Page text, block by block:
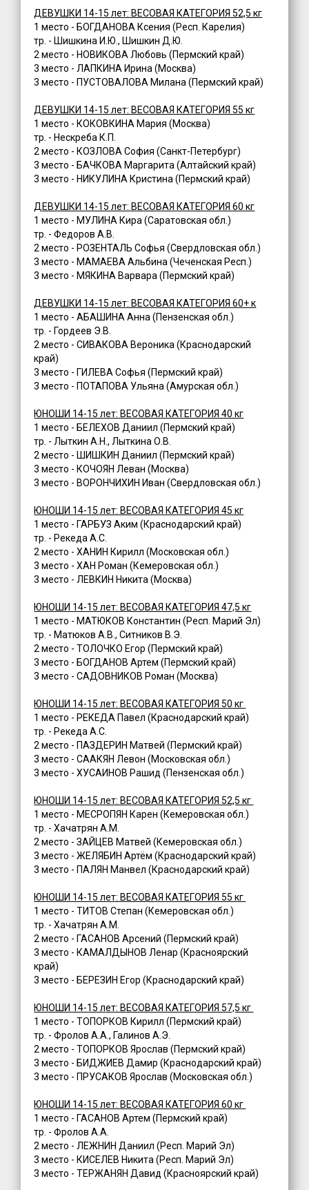
ДЕВУШКИ 14-15 лет: ВЕСОВАЯ КАТЕГОРИЯ 52,5 кг
1 место - БОГДАНОВА Ксения (Респ. Карелия)
тр. - Шишкина И.Ю., Шишкин Д.Ю.
2 место - НОВИКОВА Любовь (Пермский край)
3 место - ЛАПКИНА Ирина (Москва)
3 место - ПУСТОВАЛОВА Милана (Пермский край)
ДЕВУШКИ 14-15 лет: ВЕСОВАЯ КАТЕГОРИЯ 55 кг
1 место - КОКОВКИНА Мария (Москва)
тр. - Нескреба К.П.
2 место - КОЗЛОВА София (Санкт-Петербург)
3 место - БАЧКОВА Маргарита (Алтайский край)
3 место - НИКУЛИНА Кристина (Пермский край)
ДЕВУШКИ 14-15 лет: ВЕСОВАЯ КАТЕГОРИЯ 60 кг
1 место - МУЛИНА Кира (Саратовская обл.)
тр. - Федоров А.В.
2 место - РОЗЕНТАЛЬ Софья (Свердловская обл.)
3 место - МАМАЕВА Альбина (Чеченская Респ.)
3 место - МЯКИНА Варвара (Пермский край)
ДЕВУШКИ 14-15 лет: ВЕСОВАЯ КАТЕГОРИЯ 60+ к
1 место - АБАШИНА Анна (Пензенская обл.)
тр. - Гордеев Э.В.
2 место - СИВАКОВА Вероника (Краснодарский
край)
3 место - ГИЛЕВА Софья (Пермский край)
3 место - ПОТАПОВА Ульяна (Амурская обл.)
ЮНОШИ 14-15 лет: ВЕСОВАЯ КАТЕГОРИЯ 40 кг
1 место - БЕЛЕХОВ Даниил (Пермский край)
тр. - Лыткин А.Н., Лыткина О.В.
2 место - ШИШКИН Даниил (Пермский край)
3 место - КОЧОЯН Леван (Москва)
3 место - ВОРОНЧИХИН Иван (Свердловская обл.)
ЮНОШИ 14-15 лет: ВЕСОВАЯ КАТЕГОРИЯ 45 кг
1 место - ГАРБУЗ Аким (Краснодарский край)
тр. - Рекеда А.С.
2 место - ХАНИН Кирилл (Московская обл.)
3 место - ХАН Роман (Кемеровская обл.)
3 место - ЛЕВКИН Никита (Москва)
ЮНОШИ 14-15 лет: ВЕСОВАЯ КАТЕГОРИЯ 47,5 кг
1 место - МАТЮКОВ Константин (Респ. Марий Эл)
тр. - Матюков А.В., Ситников В.Э.
2 место - ТОЛОЧКО Егор (Пермский край)
3 место - БОГДАНОВ Артем (Пермский край)
3 место - САДОВНИКОВ Роман (Москва)
ЮНОШИ 14-15 лет: ВЕСОВАЯ КАТЕГОРИЯ 50 кг
1 место - РЕКЕДА Павел (Краснодарский край)
тр. - Рекеда А.С.
2 место - ПАЗДЕРИН Матвей (Пермский край)
3 место - СААКЯН Левон (Московская обл.)
3 место - ХУСАИНОВ Рашид (Пензенская обл.)
ЮНОШИ 14-15 лет: ВЕСОВАЯ КАТЕГОРИЯ 52,5 кг
1 место - МЕСРОПЯН Карен (Кемеровская обл.)
тр. - Хачатрян А.М.
2 место - ЗАЙЦЕВ Матвей (Кемеровская обл.)
3 место - ЖЕЛЯБИН Артём (Краснодарский край)
3 место - ПАЛЯН Манвел (Краснодарский край)
ЮНОШИ 14-15 лет: ВЕСОВАЯ КАТЕГОРИЯ 55 кг
1 место - ТИТОВ Степан (Кемеровская обл.)
тр. - Хачатрян А.М.
2 место - ГАСАНОВ Арсений (Пермский край)
3 место - КАМАЛДЫНОВ Ленар (Красноярский
край)
3 место - БЕРЕЗИН Егор (Краснодарский край)
ЮНОШИ 14-15 лет: ВЕСОВАЯ КАТЕГОРИЯ 57,5 кг
1 место - ТОПОРКОВ Кирилл (Пермский край)
тр. - Фролов А.А., Галинов А.Э.
2 место - ТОПОРКОВ Ярослав (Пермский край)
3 место - БИДЖИЕВ Дамир (Краснодарский край)
3 место - ПРУСАКОВ Ярослав (Московская обл.)
ЮНОШИ 14-15 лет: ВЕСОВАЯ КАТЕГОРИЯ 60 кг
1 место - ГАСАНОВ Артем (Пермский край)
тр. - Фролов А.А.
2 место - ЛЕЖНИН Даниил (Респ. Марий Эл)
3 место - КИСЕЛЕВ Никита (Респ. Марий Эл)
3 место - ТЕРЖАНЯН Давид (Красноярский край)